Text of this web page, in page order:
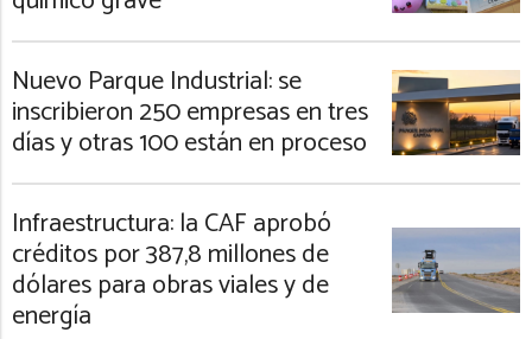
Nuevo Parque Industrial: se
inscribieron 250 empresas en tres
días y otras 100 están en proceso
Infraestructura: la CAF aprobó
créditos por 387,8 millones de
dólares para obras viales y de
energía